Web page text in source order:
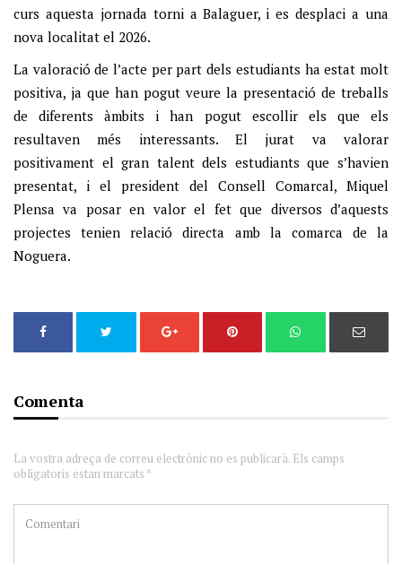
curs aquesta jornada torni a Balaguer, i es desplaci a una
nova localitat el 2026.
La valoració de l’acte per part dels estudiants ha estat molt
positiva, ja que han pogut veure la presentació de treballs
de diferents àmbits i han pogut escollir els que els
resultaven més interessants. El jurat va valorar
positivament el gran talent dels estudiants que s’havien
presentat, i el president del Consell Comarcal, Miquel
Plensa va posar en valor el fet que diversos d’aquests
projectes tenien relació directa amb la comarca de la
Noguera.
Comenta
La vostra adreça de correu electrònic no es publicarà. Els camps
obligatoris estan marcats *